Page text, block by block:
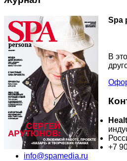
Spa
В
+7
info@spamedia.ru